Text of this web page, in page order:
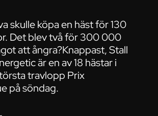
skulle köpa en häst för 130
Det blev två för 300 000
att ångra?Knappast, Stall
är en av 18 hästar i
travlopp Prix
på söndag.